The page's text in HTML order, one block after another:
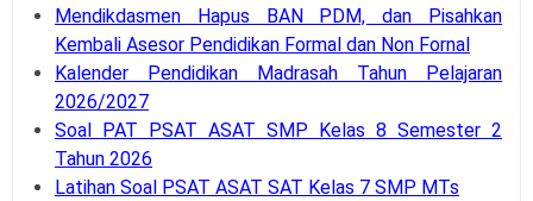
Mendikdasmen Hapus BAN PDM, dan Pisahkan
Kembali Asesor Pendidikan Formal dan Non Fornal
Kalender Pendidikan Madrasah Tahun Pelajaran
2026/2027
Soal PAT PSAT ASAT SMP Kelas 8 Semester 2
Tahun 2026
Latihan Soal PSAT ASAT SAT Kelas 7 SMP MTs